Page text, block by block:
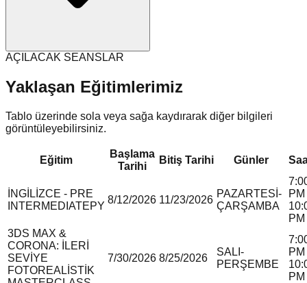
AÇILACAK SEANSLAR
Yaklaşan Eğitimlerimiz
Tablo üzerinde sola veya sağa kaydırarak diğer bilgileri
görüntüleyebilirsiniz.
Eğitim
Başlama
Tarihi
Bitiş Tarihi Günler
İNGİLİZCE - PRE
INTERMEDIATEPY
8/12/2026 11/23/2026
PAZARTESİ-
ÇARŞAMBA
PM
PM
3DS MAX &
CORONA: İLERİ
SEVİYE
FOTOREALİSTİK
7/30/2026 8/25/2026
SALI-
PERŞEMBE
PM
PM